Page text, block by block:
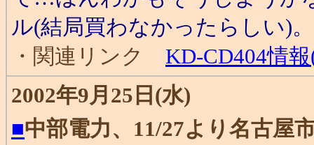
ル(結局買わなかったらしい)。
・関連リンク KD-CD404情
2002年9月25日(水)
■中部電力、11/27より名古屋